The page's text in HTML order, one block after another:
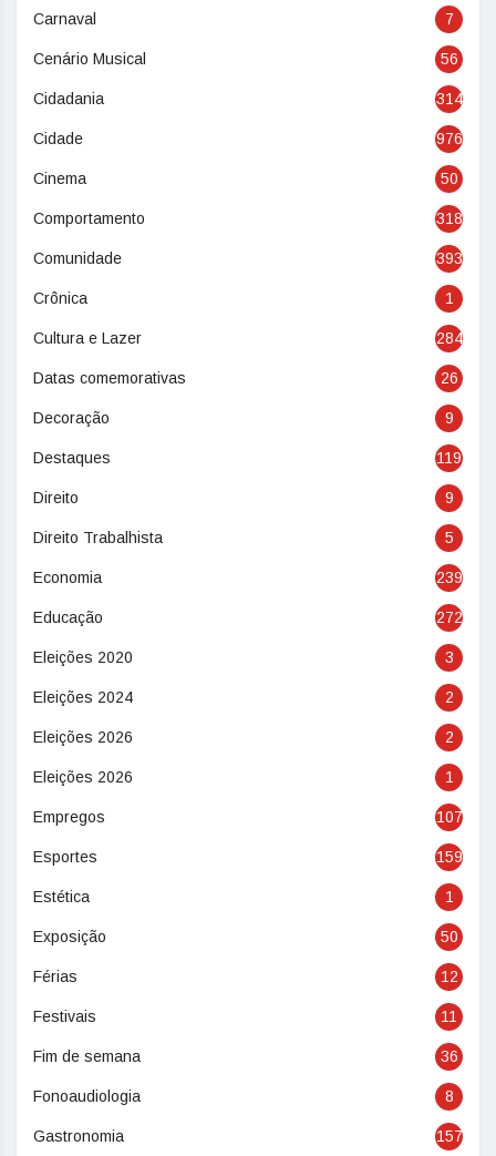
Carnaval 7
Cenário Musical 56
Cidadania 314
Cidade 976
Cinema 50
Comportamento 318
Comunidade 393
Crônica 1
Cultura e Lazer 284
Datas comemorativas 26
Decoração 9
Destaques 119
Direito 9
Direito Trabalhista 5
Economia 239
Educação 272
Eleições 2020 3
Eleições 2024 2
Eleições 2026 2
Eleições 2026 1
Empregos 107
Esportes 159
Estética 1
Exposição 50
Férias 12
Festivais 11
Fim de semana 36
Fonoaudiologia 8
Gastronomia 157